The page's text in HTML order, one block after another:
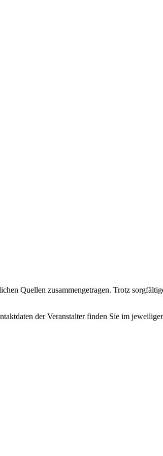
Quellen zusammengetragen. Trotz
der Veranstalter finden Sie im